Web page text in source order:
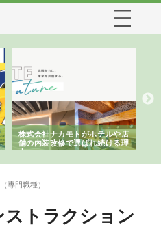
株式会社ナカモトがホテルや店
舗の内装改修で選ばれ続ける理
由
専門職種）
ストラクション